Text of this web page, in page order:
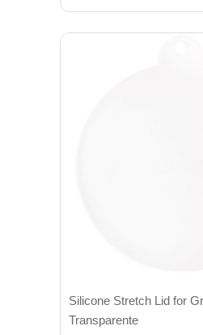
Silicone Stretch Lid for
Transparente